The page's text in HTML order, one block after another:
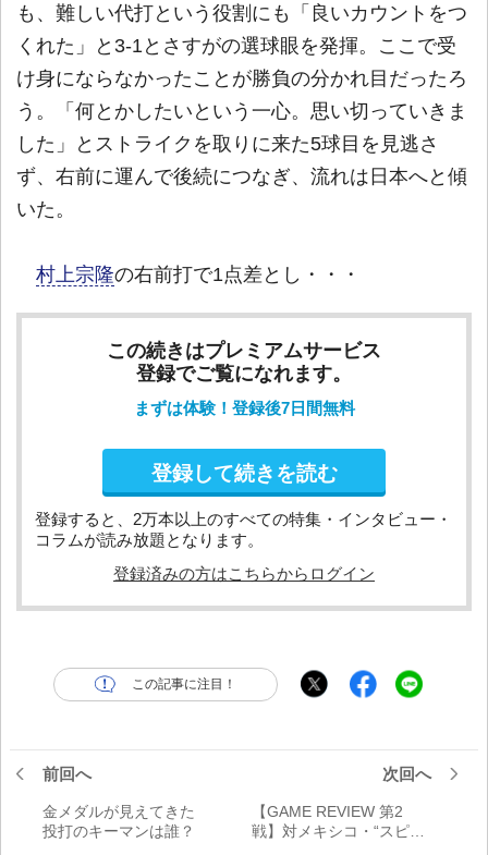
も、難しい代打という役割にも「良いカウントをつ
くれた」と3-1とさすがの選球眼を発揮。ここで受
け身にならなかったことが勝負の分かれ目だったろ
う。「何とかしたいという一心。思い切っていきま
した」とストライクを取りに来た5球目を見逃さ
ず、右前に運んで後続につなぎ、流れは日本へと傾
いた。
村上宗隆の右前打で1点差とし・・・
この続きはプレミアムサービス
登録でご覧になれます。
まずは体験！登録後7日間無料
登録して続きを読む
登録すると、2万本以上のすべての特集・インタビュー・
コラムが読み放題となります。
登録済みの方はこちらからログイン
この記事に注目！
前回へ
金メダルが見えてきた
投打のキーマンは誰？
次回へ
【GAME REVIEW 第2
戦】対メキシコ・“スピー